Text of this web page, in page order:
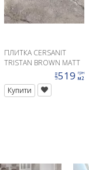
ПЛИТКА CERSANIT
TRISTAN BROWN MATT
ціна519 грн
м2
Купити